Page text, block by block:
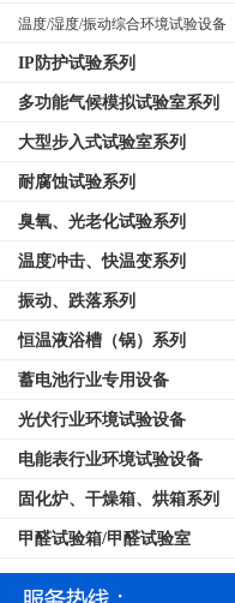
温度/湿度/振动综合环境试验设备
IP防护试验系列
多功能气候模拟试验室系列
大型步入式试验室系列
耐腐蚀试验系列
臭氧、光老化试验系列
温度冲击、快温变系列
振动、跌落系列
恒温液浴槽（锅）系列
蓄电池行业专用设备
光伏行业环境试验设备
电能表行业环境试验设备
固化炉、干燥箱、烘箱系列
甲醛试验箱/甲醛试验室